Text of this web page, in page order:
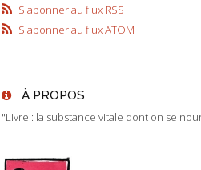
S'abonner au flux RSS
S'abonner au flux ATOM
À PROPOS
"Livre : la substance vitale dont on se